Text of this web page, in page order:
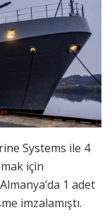
Systems ile 4
için
1 adet
imzalamıştı.